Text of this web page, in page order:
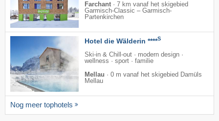
Farchant · 7 km vanaf het skigebied
Garmisch-Classic – Garmisch-
Partenkirchen
Hotel die Wälderin ****S
Ski-in & Chill-out · modern design ·
wellness · sport · familie
Mellau · 0 m vanaf het skigebied Damüls
Mellau
Nog meer tophotels